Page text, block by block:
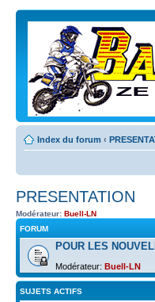
Index du forum ‹
PRESENTATION
Modérateur: Buell-LN
FORUM
POUR LES
Modérateur: Buell-LN
SUJETS ACTIFS